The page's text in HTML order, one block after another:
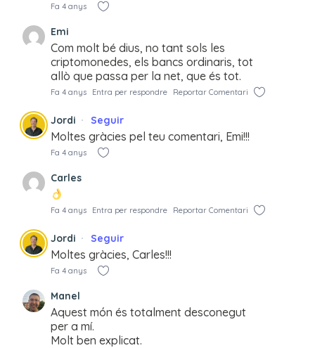
Fa 4 anys
Emi
Com molt bé dius, no tant sols les
criptomonedes, els bancs ordinaris, tot
allò que passa per la net, que és tot.
Fa 4 anys Entra per respondre Reportar Comentari
Jordi Seguir
Moltes gràcies pel teu comentari, Emi!!!
Fa 4 anys
Carles
Fa 4 anys Entra per respondre Reportar Comentari
Jordi Seguir
Moltes gràcies, Carles!!!
Fa 4 anys
Manel
Aquest món és totalment desconegut
per a mí.
Molt ben explicat.